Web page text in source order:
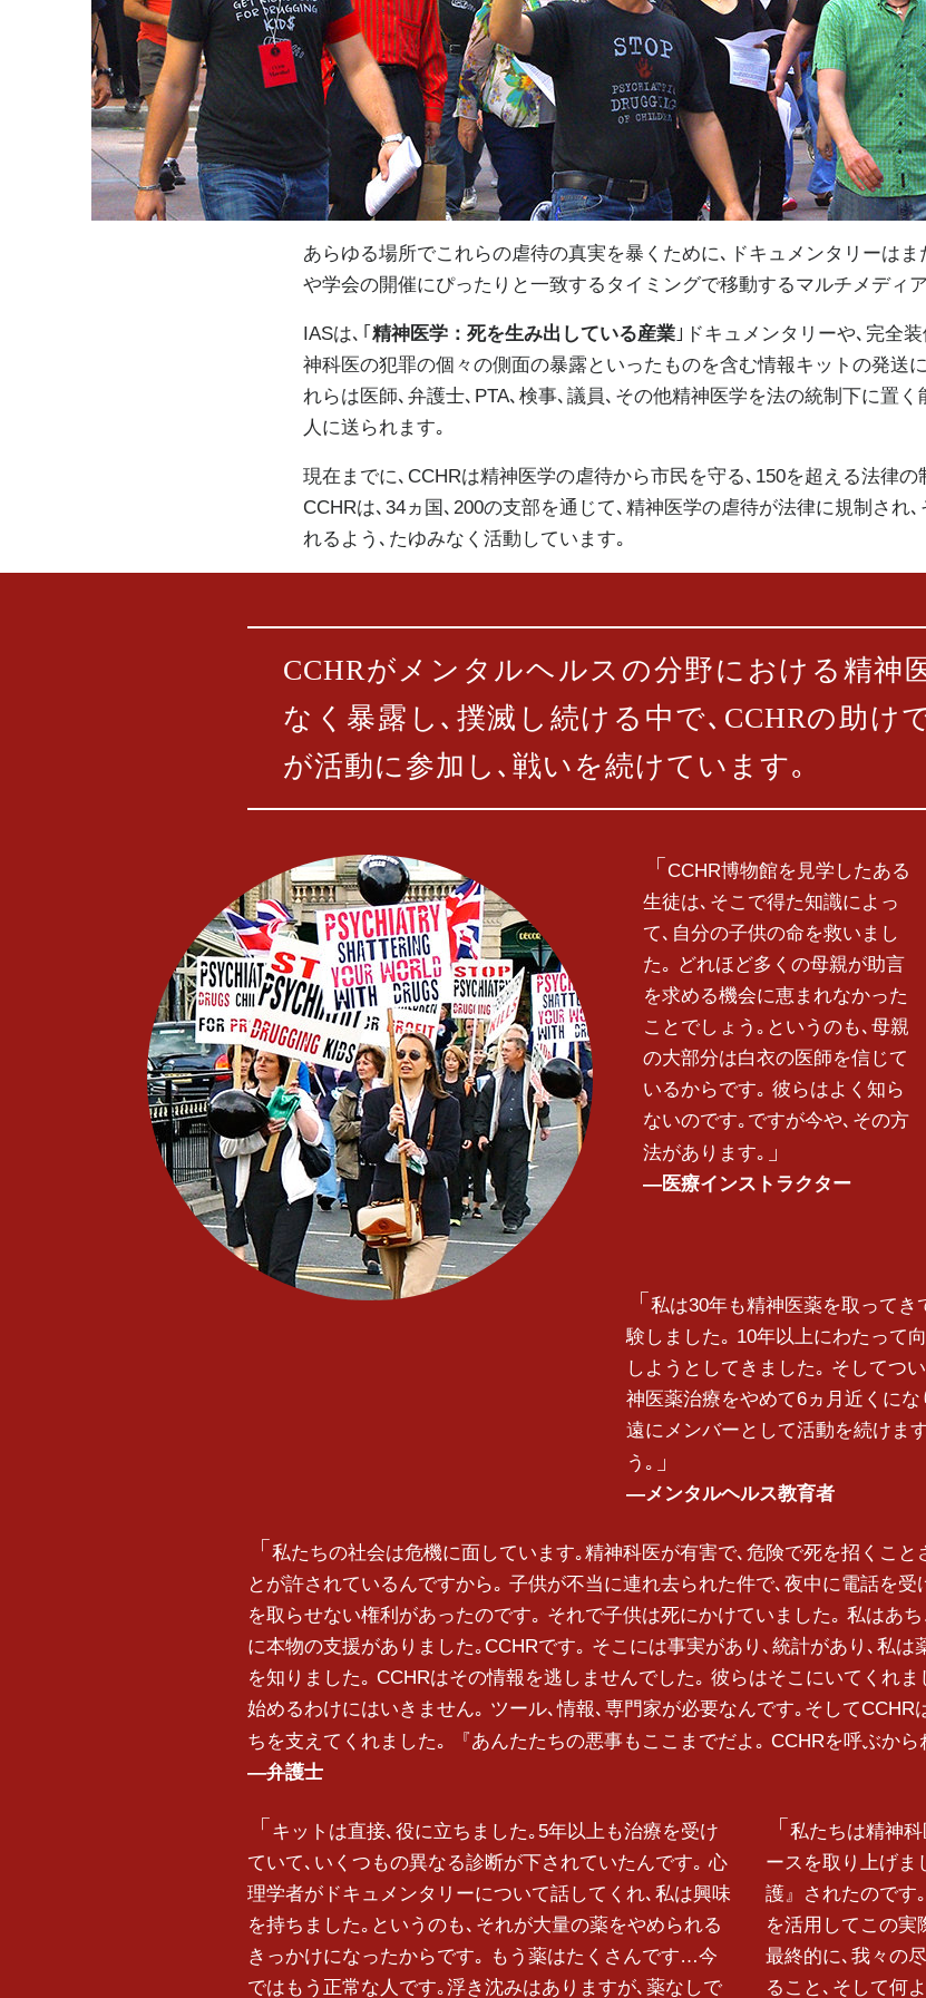
あらゆる場所でこれらの虐待の真実を暴くために､ドキュメンタリーは
や学会の開催にぴったりと一致するタイミングで移動するマルチメディ
IASは､｢ 精神医学：死を生み出している産業 ｣ドキュメンタリーや､完全
神科医の犯罪の個々の側面の暴露といったものを含む情報キットの発送
れらは医師､弁護士､PTA､検事､議員､その他精神医学を法の統制下に置
人に送られます｡
現在までに､CCHRは精神医学の虐待から市民を守る､150を超える法律
CCHRは､34ヵ国､200の支部を通じて､精神医学の虐待が法律に規制され
れるよう､たゆみなく活動しています｡
CCHRがメンタルヘルスの分野における精神
なく暴露し､撲滅し続ける中で､CCHRの助け
が活動に参加し､戦いを続けています｡
CCHR博物館を見学したある
生徒は､そこで得た知識によっ
て､自分の子供の命を救いまし
た｡ どれほど多くの母親が助言
を求める機会に恵まれなかった
ことでしょう｡というのも､母親
の大部分は白衣の医師を信じて
いるからです｡ 彼らはよく知ら
ないのです｡ですが今や､その方
法があります｡
―医療インストラクター
私は30年も精神医薬を取って
験しました｡ 10年以上にわたって
しようとしてきました｡ そしてつ
神医薬治療をやめて6ヵ月近くに
遠にメンバーとして活動を続けま
う｡
―メンタルヘルス教育者
私たちの社会は危機に面しています｡精神科医が有害で､危険で死を招くこと
とが許されているんですから｡ 子供が不当に連れ去られた件で､夜中に電話を
を取らせない権利があったのです｡ それで子供は死にかけていました｡ 私はあ
に本物の支援がありました｡CCHRです｡ そこには事実があり､統計があり､私
を知りました｡ CCHRはその情報を逃しませんでした｡ 彼らはそこにいてくれ
始めるわけにはいきません｡ ツール､情報､専門家が必要なんです｡そしてCCHR
ちを支えてくれました｡ 『あんたたちの悪事もここまでだよ｡ CCHRを呼ぶか
―弁護士
キットは直接､役に立ちました｡5年以上も治療を受け
ていて､いくつもの異なる診断が下されていたんです｡ 心
理学者がドキュメンタリーについて話してくれ､私は興味
を持ちました｡というのも､それが大量の薬をやめられる
きっかけになったからです｡ もう薬はたくさんです…今
ではもう正常な人です｡浮き沈みはありますが､薬なしで
私たちは精神
ースを取り上げま
護』されたのです
を活用してこの実
最終的に､我々の
ること､そして何